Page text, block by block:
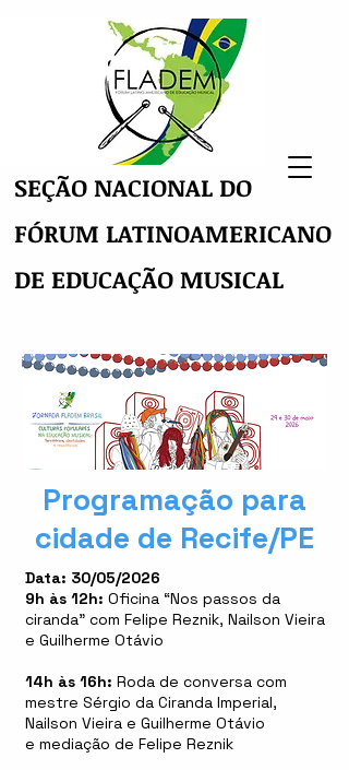
SEÇÃO NACIONAL DO
FÓRUM LATINOAMERICANO
DE EDUCAÇÃO MUSICAL
Programação para
cidade de Recife/PE
Data: 30/05/2026
9h às 12h: Oficina “Nos passos da
ciranda” com Felipe Reznik, Nailson Vieira
e Guilherme Otávio
14h às 16h: Roda de conversa com
mestre Sérgio da Ciranda Imperial,
Nailson Vieira e Guilherme Otávio
e mediação de Felipe Reznik